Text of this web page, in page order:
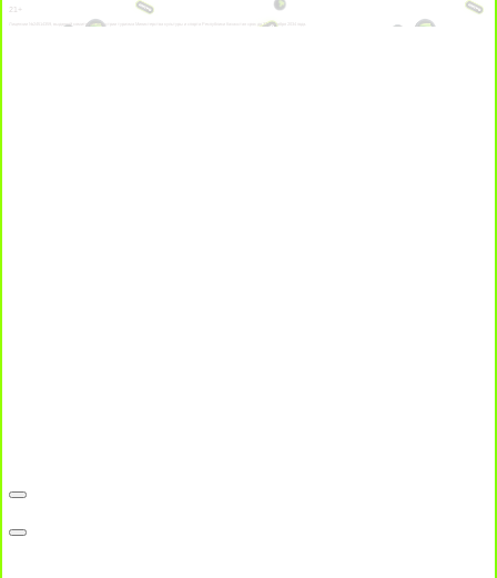
21+
Лицензии №24514359, выданной комитетом индустрии туризма Министерства культуры и спорта Республики Казахстан срок до 27 сентября 2034 года.